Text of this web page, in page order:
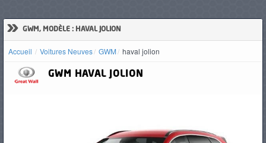
» GWM, MODÈLE : HAVAL JOLION
Accueil Voitures Neuves GWM haval jolion
GWM HAVAL JOLION
D'OCCASION